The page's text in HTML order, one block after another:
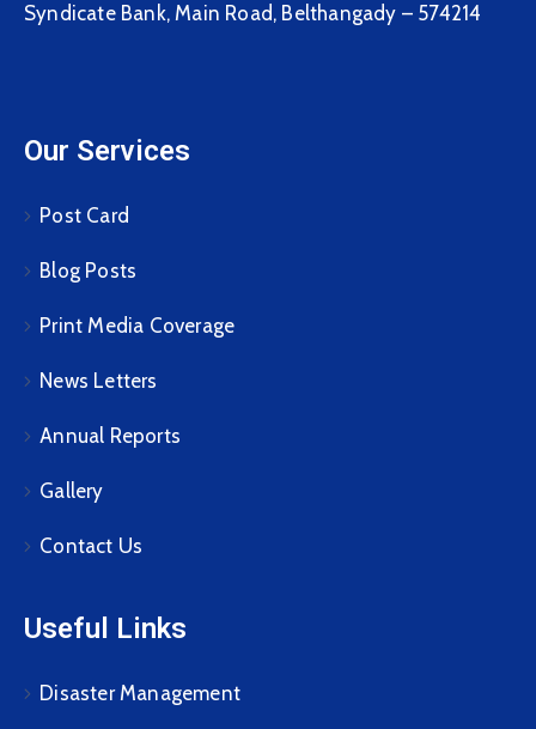
Syndicate Bank, Main Road, Belthangady – 574214
Our Services
Post Card
Blog Posts
Print Media Coverage
News Letters
Annual Reports
Gallery
Contact Us
Useful Links
Disaster Management